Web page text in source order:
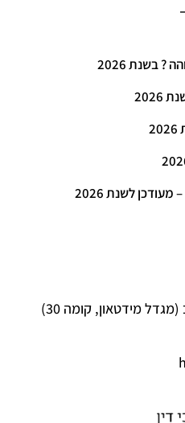
בשנת 2026
לשנת 2026